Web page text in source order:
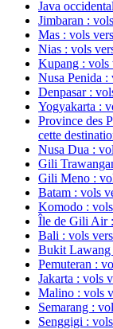
Java
Jimbaran :
Mas : vols
Nias : vols
Kupang : vols
Nusa Penida :
Denpasar :
Yogyakarta :
Province des
cette
Nusa Dua :
Gili
Gili Meno :
Batam : vols
Komodo :
Île de Gili Air
Bali : vols
Bukit Lawang
Pemuteran :
Jakarta : vols
Malino : vols
Semarang :
Senggigi :